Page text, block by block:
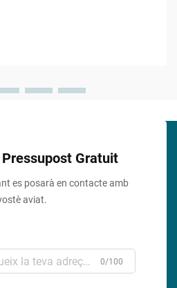
Gratuit
es posarà en contacte amb
aviat.
0/100